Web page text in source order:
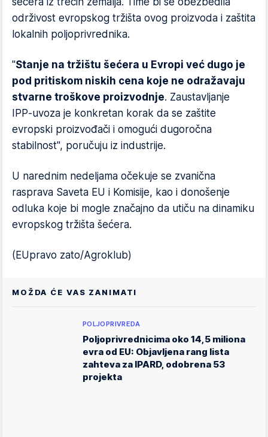
održivost evropskog tržišta ovog proizvoda i zaštita
lokalnih poljoprivrednika.
"Stanje na tržištu šećera u Evropi već dugo je
pod pritiskom niskih cena koje ne odražavaju
stvarne troškove proizvodnje. Zaustavljanje
IPP‑uvoza je konkretan korak da se zaštite
evropski proizvođači i omogući dugoročna
stabilnost", poručuju iz industrije.
U narednim nedeljama očekuje se zvanična
rasprava Saveta EU i Komisije, kao i donošenje
odluka koje bi mogle značajno da utiču na dinamiku
evropskog tržišta šećera.
(EUpravo zato/Agroklub)
MOŽDA ĆE VAS ZANIMATI
POLJOPRIVREDA
Poljoprivrednicima oko 14,5 miliona
evra od EU: Objavljena rang lista
zahteva za IPARD, odobrena 53
projekta